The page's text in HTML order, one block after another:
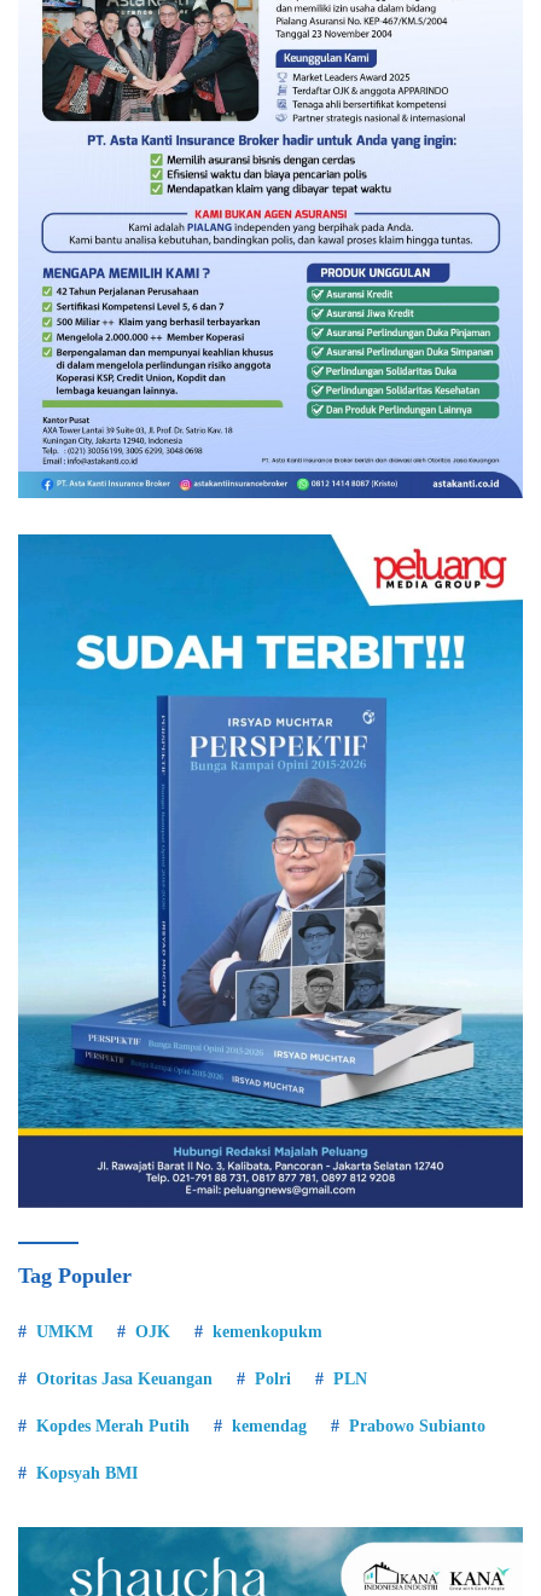
Tag Populer
UMKM OJK kemenkopukm
Otoritas Jasa Keuangan Polri PLN
Kopdes Merah Putih kemendag Prabowo Subianto
Kopsyah BMI